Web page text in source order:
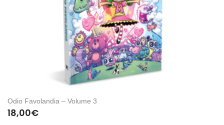
Odio Favolandia – Volume 3
18,00€